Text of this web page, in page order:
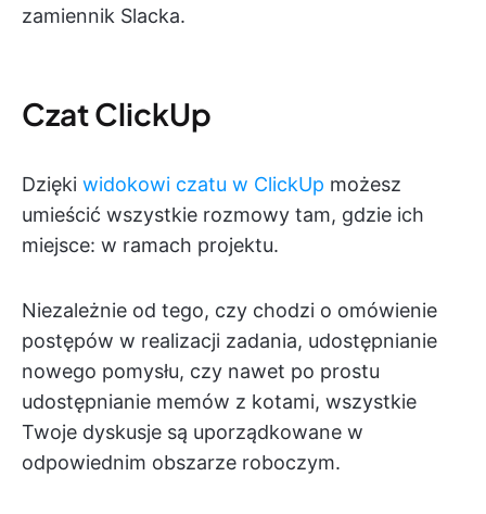
zamiennik Slacka.
Czat ClickUp
Dzięki widokowi czatu w ClickUp możesz
umieścić wszystkie rozmowy tam, gdzie ich
miejsce: w ramach projektu.
Niezależnie od tego, czy chodzi o omówienie
postępów w realizacji zadania, udostępnianie
nowego pomysłu, czy nawet po prostu
udostępnianie memów z kotami, wszystkie
Twoje dyskusje są uporządkowane w
odpowiednim obszarze roboczym.